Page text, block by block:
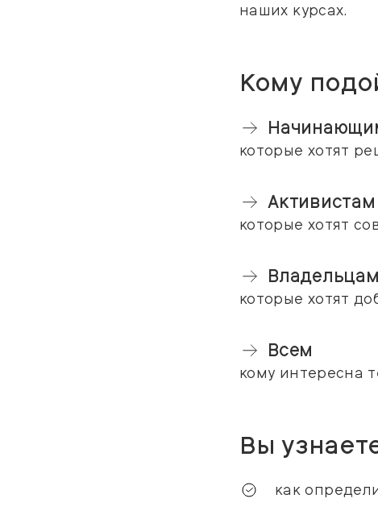
наших курсах.
Кому
которые хотят
Активистам
которые хотят
которые хотят
Всем
кому интересна
Вы
как